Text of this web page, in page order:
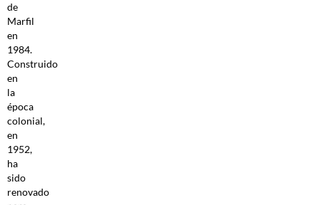
de
Marfil
en
1984.
Construido
en
la
época
colonial,
en
1952,
ha
sido
renovado